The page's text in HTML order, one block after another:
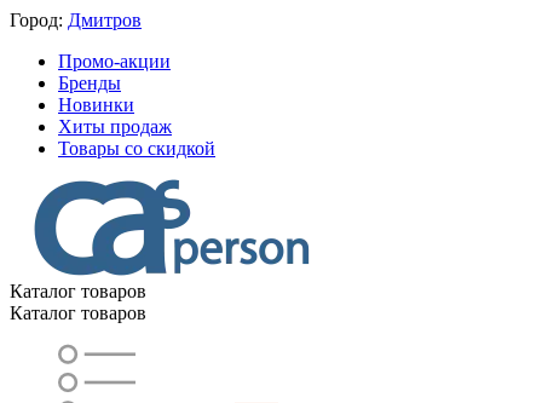
Город: Дмитров
Промо-акции
Бренды
Новинки
Хиты продаж
Товары со скидкой
Каталог товаров
Каталог товаров